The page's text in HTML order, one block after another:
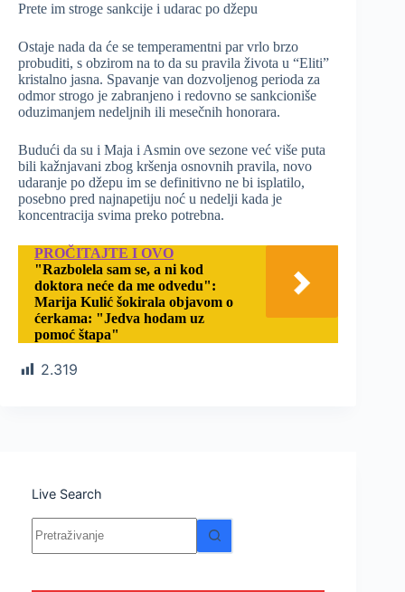
Prete im stroge sankcije i udarac po džepu
Ostaje nada da će se temperamentni par vrlo brzo
probuditi, s obzirom na to da su pravila života u “Eliti”
kristalno jasna. Spavanje van dozvoljenog perioda za
odmor strogo je zabranjeno i redovno se sankcioniše
oduzimanjem nedeljnih ili mesečnih honorara.
Budući da su i Maja i Asmin ove sezone već više puta
bili kažnjavani zbog kršenja osnovnih pravila, novo
udaranje po džepu im se definitivno ne bi isplatilo,
posebno pred najnapetiju noć u nedelji kada je
koncentracija svima preko potrebna.
PROČITAJTE I OVO
"Razbolela sam se, a ni kod
doktora neće da me odvedu":
Marija Kulić šokirala objavom o
ćerkama: "Jedva hodam uz
pomoć štapa"
2.319
Live Search
Nema
rezultata.